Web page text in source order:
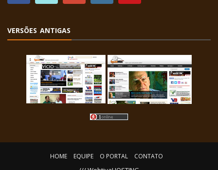
VERSÕES ANTIGAS
HOME EQUIPE O PORTAL CONTATO